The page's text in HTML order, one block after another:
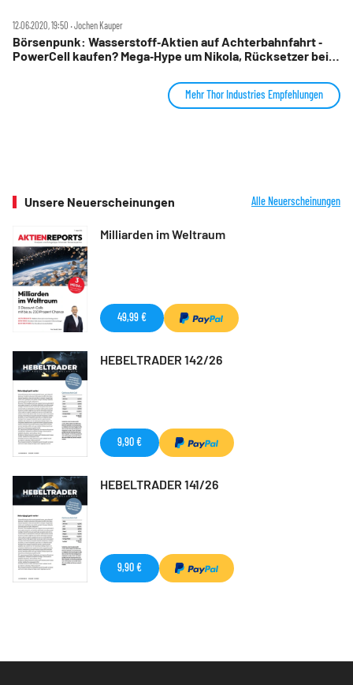
12.06.2020, 19:50 ‧ Jochen Kauper
Börsenpunk: Wasserstoff‑Aktien auf Achterbahnfahrt ‑
PowerCell kaufen? Mega‑Hype um Nikola, Rücksetzer bei
Corporation ‑ Re‑opening im Zockerparadies Las Vegas
Mehr Thor Industries Empfehlungen
Unsere Neuerscheinungen Alle Neuerscheinungen
Milliarden im Weltraum
49,99 €
HEBELTRADER 142/26
9,90 €
HEBELTRADER 141/26
9,90 €